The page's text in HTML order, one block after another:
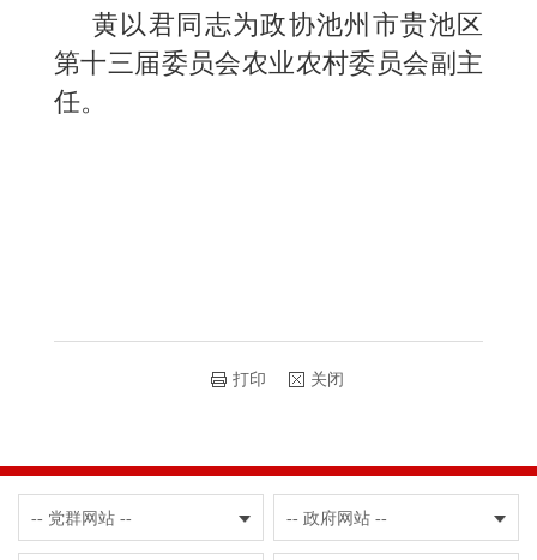
黄以君同志为政协池州市贵池区
第十三届委员会农业农村委员会副主
任。
打印 关闭
-- 党群网站 -- -- 政府网站 --